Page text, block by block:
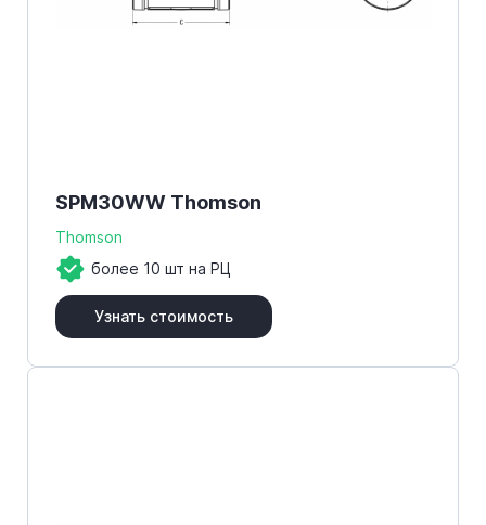
SPM30WW Thomson
Thomson
более 10 шт на РЦ
Узнать стоимость